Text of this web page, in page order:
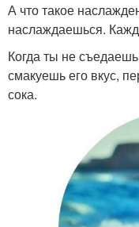
А что такое
наслаждаешься.
Когда ты не
смакуешь его вкус,
сока.